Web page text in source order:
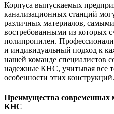
Корпуса выпускаемых
канализационных станций
различных материалов,
востребованными из которых
полипропилен.
и индивидуальный подход к
нашей команде специалистов
надежные КНС, учитывая все
особенности этих конструкций.
Преимущества современных
КНС